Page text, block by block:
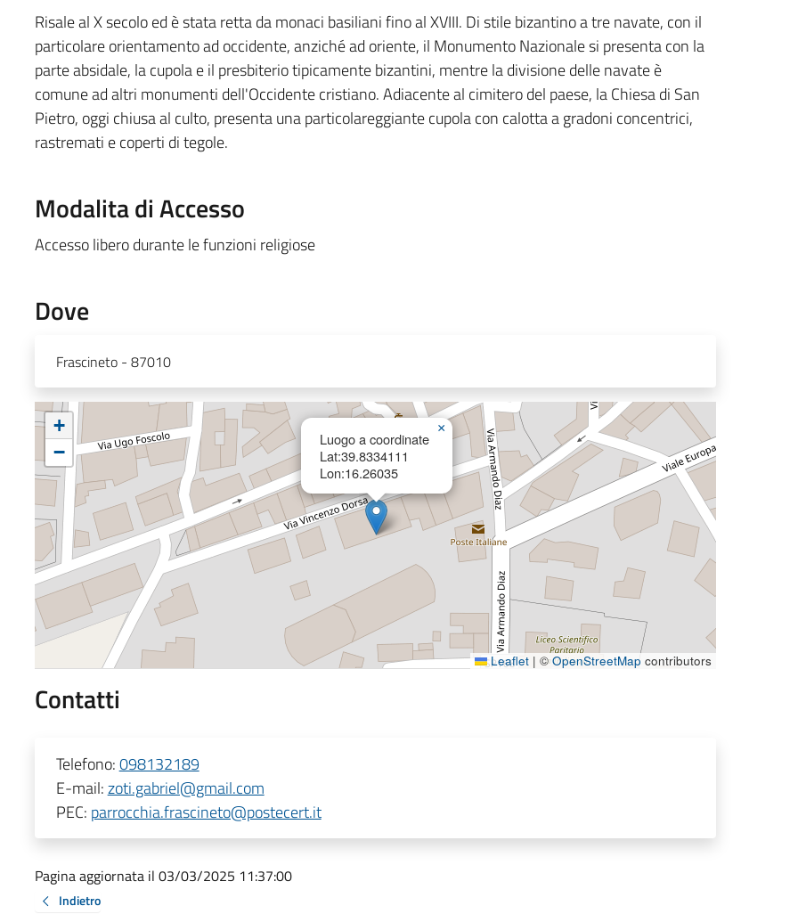
Risale al X secolo ed è stata retta da monaci basiliani fino al XVIII. Di stile bizantino a tre navate, con il
particolare orientamento ad occidente, anziché ad oriente, il Monumento Nazionale si presenta con la
parte absidale, la cupola e il presbiterio tipicamente bizantini, mentre la divisione delle navate è
comune ad altri monumenti dell'Occidente cristiano. Adiacente al cimitero del paese, la Chiesa di San
Pietro, oggi chiusa al culto, presenta una particolareggiante cupola con calotta a gradoni concentrici,
rastremati e coperti di tegole.
Modalita di Accesso
Accesso libero durante le funzioni religiose
Dove
Frascineto - 87010
Luogo a coordinate
Lat:39.8334111
Lon:16.26035
×
+
−
Leaflet | ©OpenStreetMap contributors
Contatti
Telefono:098132189
E-mail:zoti.gabriel@gmail.com
PEC: parrocchia.frascineto@postecert.it
Pagina aggiornata il 03/03/2025 11:37:00
Indietro